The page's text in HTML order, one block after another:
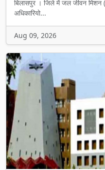
बिलासपुर । जिले में जल जीवन मिशन
अधिकारियो...
Aug 09, 2026